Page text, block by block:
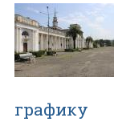
графику